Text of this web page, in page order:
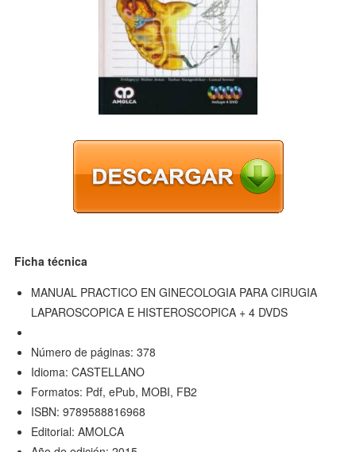
Ficha técnica
MANUAL PRACTICO EN GINECOLOGIA PARA CIRUGIA
LAPAROSCOPICA E HISTEROSCOPICA + 4 DVDS
Número de páginas: 378
Idioma: CASTELLANO
Formatos: Pdf, ePub, MOBI, FB2
ISBN: 9789588816968
Editorial: AMOLCA